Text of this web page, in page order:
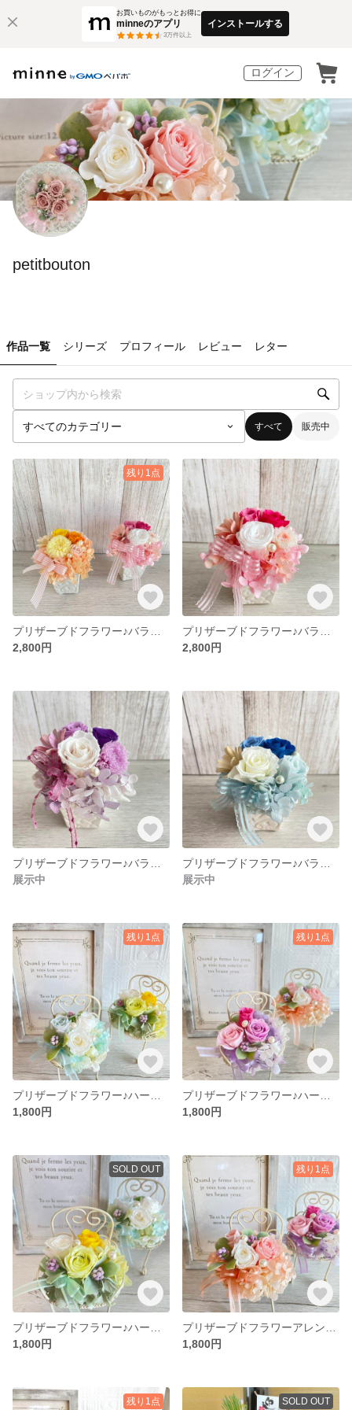
お買いものがもっとお得に
minneのアプリ
3万件以上
インストールする
ログイン
petitbouton
作品一覧 シリーズ プロフィール レビュー レター
すべて 販売中
残り1点
2,800円
2,800円
展示中
展示中
残り1点
1,800円
残り1点
1,800円
SOLD OUT
1,800円
残り1点
1,800円
残り1点 SOLD OUT